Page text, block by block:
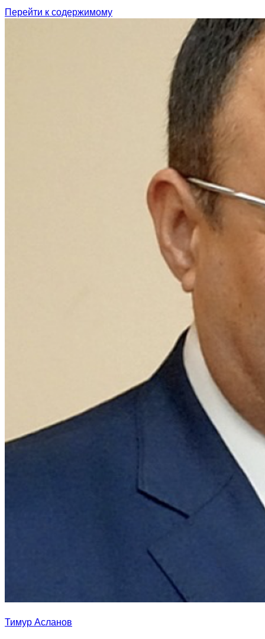
Перейти к содержимому
Тимур Асланов